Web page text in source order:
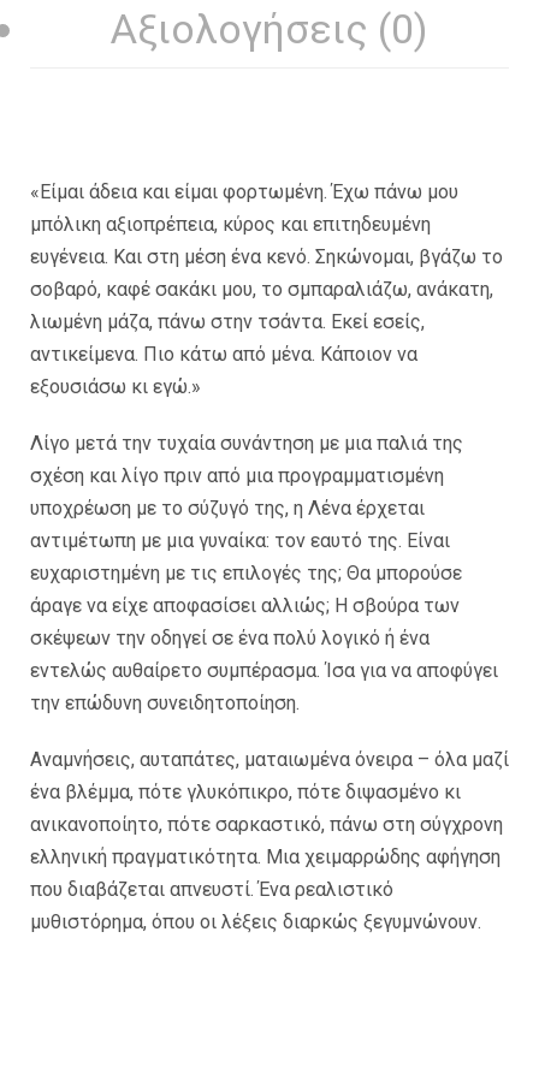
Αξιολογήσεις (0)
«Είμαι άδεια και είμαι φορτωμένη. Έχω πάνω μου
μπόλικη αξιοπρέπεια, κύρος και επιτηδευμένη
ευγένεια. Και στη μέση ένα κενό. Σηκώνομαι, βγάζω το
σοβαρό, καφέ σακάκι μου, το σμπαραλιάζω, ανάκατη,
λιωμένη μάζα, πάνω στην τσάντα. Εκεί εσείς,
αντικείμενα. Πιο κάτω από μένα. Κάποιον να
εξουσιάσω κι εγώ.»
Λίγο μετά την τυχαία συνάντηση με μια παλιά της
σχέση και λίγο πριν από μια προγραμματισμένη
υποχρέωση με το σύζυγό της, η Λένα έρχεται
αντιμέτωπη με μια γυναίκα: τον εαυτό της. Είναι
ευχαριστημένη με τις επιλογές της; Θα μπορούσε
άραγε να είχε αποφασίσει αλλιώς; Η σβούρα των
σκέψεων την οδηγεί σε ένα πολύ λογικό ή ένα
εντελώς αυθαίρετο συμπέρασμα. Ίσα για να αποφύγει
την επώδυνη συνειδητοποίηση.
Αναμνήσεις, αυταπάτες, ματαιωμένα όνειρα – όλα μαζί
ένα βλέμμα, πότε γλυκόπικρο, πότε διψασμένο κι
ανικανοποίητο, πότε σαρκαστικό, πάνω στη σύγχρονη
ελληνική πραγματικότητα. Μια χειμαρρώδης αφήγηση
που διαβάζεται απνευστί. Ένα ρεαλιστικό
μυθιστόρημα, όπου οι λέξεις διαρκώς ξεγυμνώνουν.